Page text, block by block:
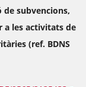
de subvencions,
a les activitats de
(ref. BDNS